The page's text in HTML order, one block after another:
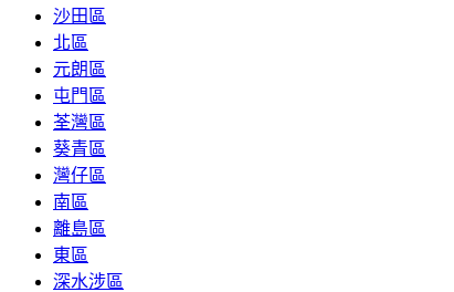
沙田區
北區
元朗區
屯門區
荃灣區
葵青區
灣仔區
南區
離島區
東區
深水涉區